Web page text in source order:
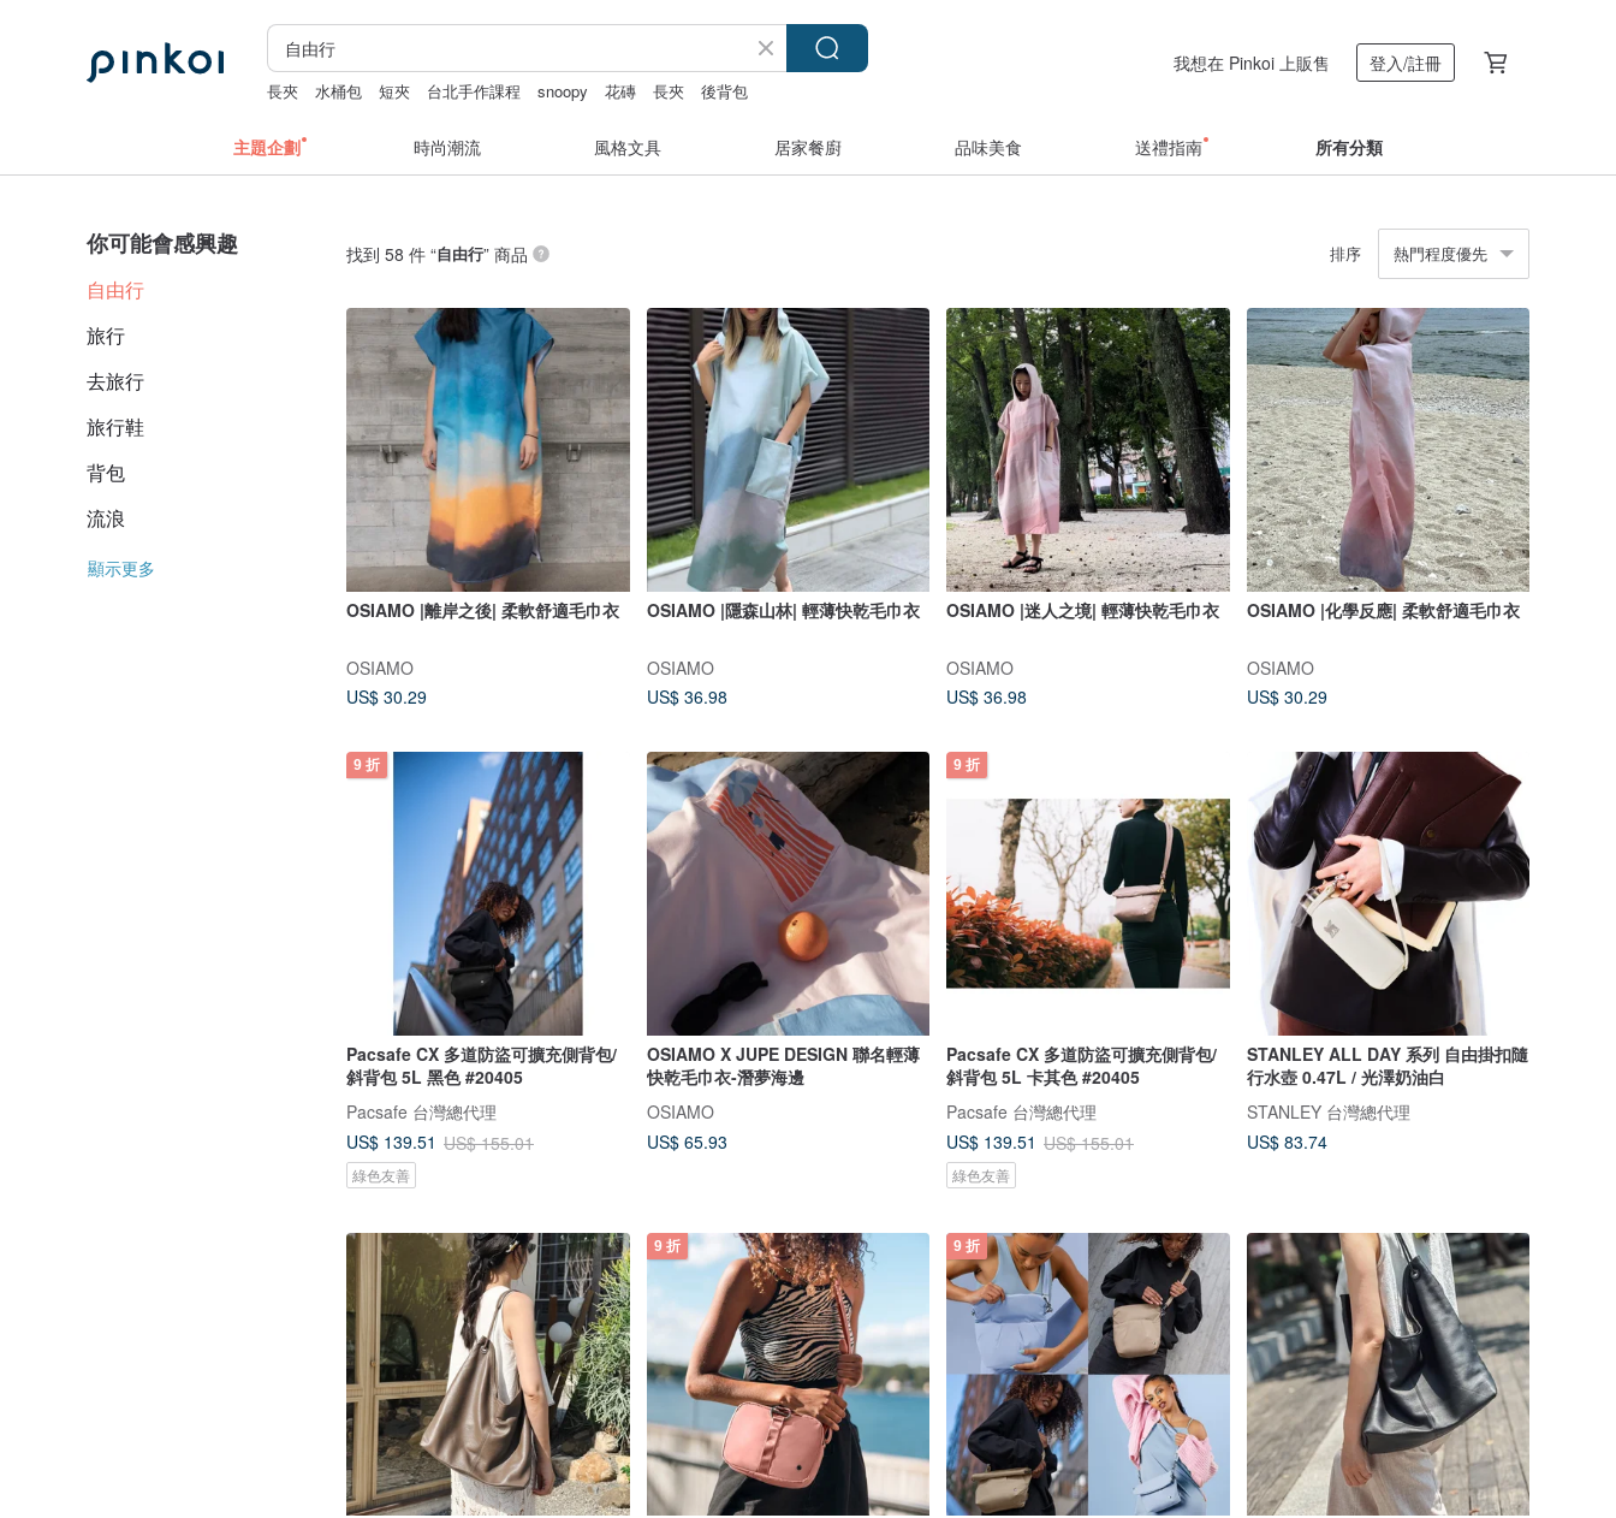
長夾 水桶包 短夾 台北手作課程 snoopy 花磚 長夾 後背包
我想在 Pinkoi 上販售 登入/註冊
主題企劃 時尚潮流 風格文具 居家餐廚 品味美食 送禮指南 所有分類
你可能會感興趣
自由行
旅行
去旅行
旅行鞋
背包
流浪
顯示更多
找到 58 件 “自由行” 商品 排序 熱門程度優先
OSIAMO |離岸之後| 柔軟舒適毛巾衣
OSIAMO
US$ 30.29
OSIAMO |隱森山林| 輕薄快乾毛巾衣
OSIAMO
US$ 36.98
OSIAMO |迷人之境| 輕薄快乾毛巾衣
OSIAMO
US$ 36.98
OSIAMO |化學反應| 柔軟舒適毛巾衣
OSIAMO
US$ 30.29
9 折
Pacsafe CX 多道防盜可擴充側背包/
斜背包 5L 黑色 #20405
Pacsafe 台灣總代理
US$ 139.51 US$ 155.01
綠色友善
OSIAMO X JUPE DESIGN 聯名輕薄
快乾毛巾衣-潛夢海邊
OSIAMO
US$ 65.93
9 折
Pacsafe CX 多道防盜可擴充側背包/
斜背包 5L 卡其色 #20405
Pacsafe 台灣總代理
US$ 139.51 US$ 155.01
綠色友善
STANLEY ALL DAY 系列 自由掛扣隨
行水壺 0.47L / 光澤奶油白
STANLEY 台灣總代理
US$ 83.74
9 折 9 折